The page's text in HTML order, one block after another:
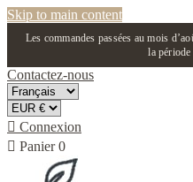
Skip to main content
Les commandes passées au mois
la période
Contactez-nous
 Connexion
 Panier 0